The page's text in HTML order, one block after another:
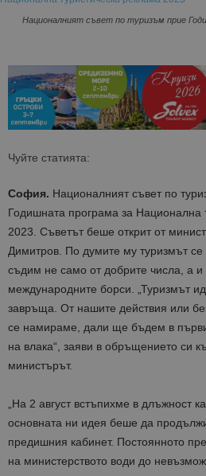
Националният съвет по туризъм прие
Чуйте статията:
София. Националният съвет по
Годишната програма за Национална
2023. Съветът беше открит от
Димитров. По думите му туризмът се
съдим не само от добрите числа, а и
международните борси. „Туризмът
завръща. От нашите действия или
се намираме, дали ще бъдем в
на влака“, заяви в обръщението си
министърът.
„На 2 август встъпихме в длъжност
основната ни идея беше да
предишния кабинет. Постоянното
на министерството води до